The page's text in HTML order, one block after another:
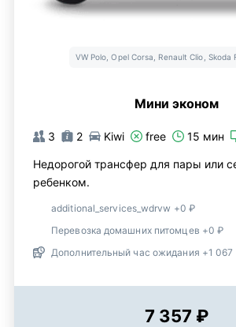
VW Polo, Opel Corsa, Renault Clio, Skoda
Мини эконом
3 2 Kiwi free 15 мин
Недорогой трансфер для пары или
ребенком.
additional_services_wdrvw +0 ₽
Перевозка домашних питомцев +0 ₽
Дополнительный час ожидания +1 067
7 357 ₽